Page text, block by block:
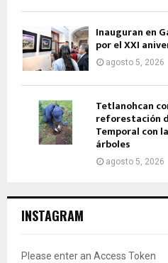
Inauguran en
por el XXI
agosto 5, 2026
Tetlanohcan
reforestación
Temporal con
árboles
agosto 5, 2026
INSTAGRAM
Please enter an Access Token